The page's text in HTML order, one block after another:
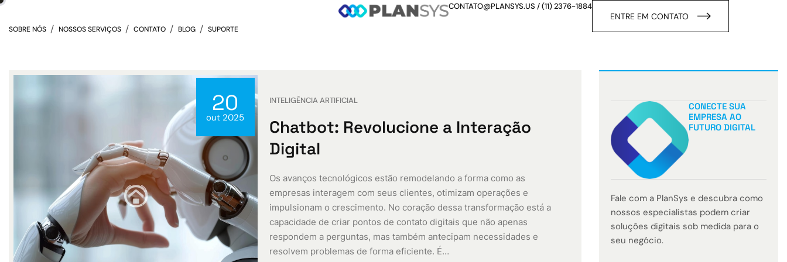
SOBRE NÓS NOSSOS SERVIÇOS CONTATO BLOG SUPORTE
CONTATO@PLANSYS.US /(11) 2376-1884
ENTRE EM CONTATO
20
out 2025
INTELIGÊNCIA ARTIFICIAL
Chatbot: Revolucione a Interação
Digital
Os avanços tecnológicos estão remodelando a forma como as
empresas interagem com seus clientes, otimizam operações e
impulsionam o crescimento. No coração dessa transformação está a
capacidade de criar pontos de contato digitais que não apenas
respondem a perguntas, mas também antecipam necessidades e
resolvem problemas de forma eficiente. É…
CONECTE SUA
EMPRESA AO
FUTURO DIGITAL
Fale com a PlanSys e descubra como
nossos especialistas podem criar
soluções digitais sob medida para o
seu negócio.